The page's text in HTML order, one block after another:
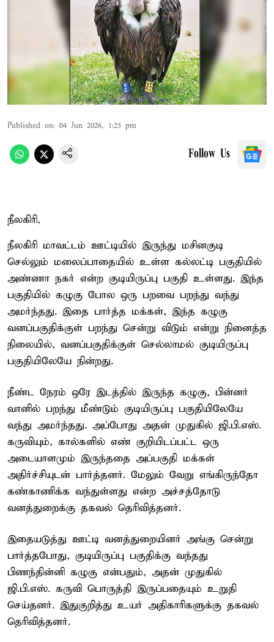
Published on: 04 Jun 2026, 1:25 pm
Follow Us
நீலகிரி,
நீலகிரி மாவட்டம் ஊட்டியில் இருந்து மசினகுடி
செல்லும் மலைப்பாதையில் உள்ள கல்லட்டி பகுதியில்
அண்ணா நகர் என்ற குடியிருப்பு பகுதி உள்ளது. இந்த
பகுதியில் கழுகு போல ஒரு பறவை பறந்து வந்து
அமர்ந்தது. இதை பார்த்த மக்கள், இந்த கழுகு
வனப்பகுதிக்குள் பறந்து சென்று விடும் என்று நினைத்த
நிலையில், வனப்பகுதிக்குள் செல்லாமல் குடியிருப்பு
பகுதியிலேயே நின்றது.
நீண்ட நேரம் ஒரே இடத்தில் இருந்த கழுகு, பின்னர்
வானில் பறந்து மீண்டும் குடியிருப்பு பகுதியிலேயே
வந்து அமர்ந்தது. அப்போது அதன் முதுகில் ஜி.பி.எஸ்.
கருவியும், கால்களில் எண் குறியிடப்பட்ட ஒரு
அடையாளமும் இருந்ததை அப்பகுதி மக்கள்
அதிர்ச்சியுடன் பார்த்தனர். மேலும் வேறு எங்கிருந்தோ
கண்காணிக்க வந்துள்ளது என்ற அச்சத்தோடு
வனத்துறைக்கு தகவல் தெரிவித்தனர்.
இதையடுத்து ஊட்டி வனத்துறையினர் அங்கு சென்று
பார்த்தபோது, குடியிருப்பு பகுதிக்கு வந்தது
பிணந்தின்னி கழுகு என்பதும், அதன் முதுகில்
ஜி.பி.எஸ். கருவி பொருத்தி இருப்பதையும் உறுதி
செய்தனர். இதுகுறித்து உயர் அதிகாரிகளுக்கு தகவல்
தெரிவித்தனர்.